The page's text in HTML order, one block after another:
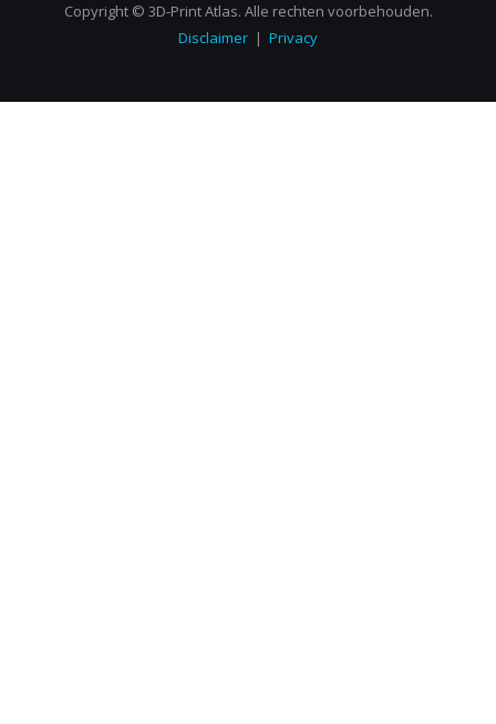
Copyright © 3D-Print Atlas. Alle rechten voorbehouden.
Disclaimer | Privacy